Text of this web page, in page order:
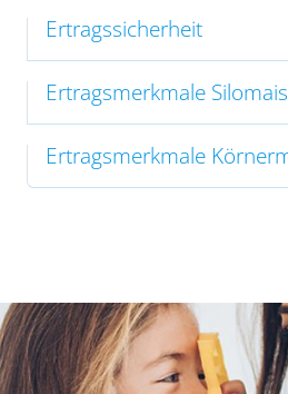
Ertragssicherheit
Ertragsmerkmale Silomais
Ertragsmerkmale